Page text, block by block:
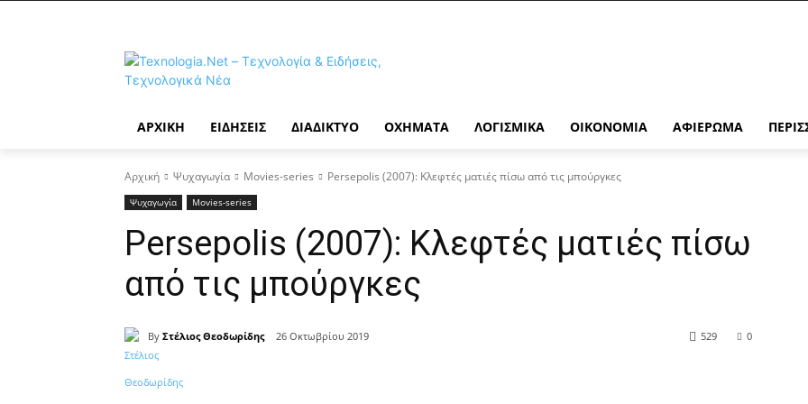
ΑΡΧΙΚΉ ΕΙΔΉΣΕΙΣ ΔΙΑΔΊΚΤΥΟ ΟΧΉΜΑΤΑ ΛΟΓΙΣΜΙΚΆ ΟΙΚΟΝΟΜΊΑ ΑΦΙΈΡΩΜΑ
Αρχική Ψυχαγωγία Movies-series Persepolis (2007): Κλεφτές ματιές πίσω από τις μπούργκες
Ψυχαγωγία Movies-series
Persepolis (2007): Κλεφτές ματιές πίσω
από τις μπούργκες
By Στέλιος Θεοδωρίδης 26 Οκτωβρίου 2019 0
529
Κοινοποίηση